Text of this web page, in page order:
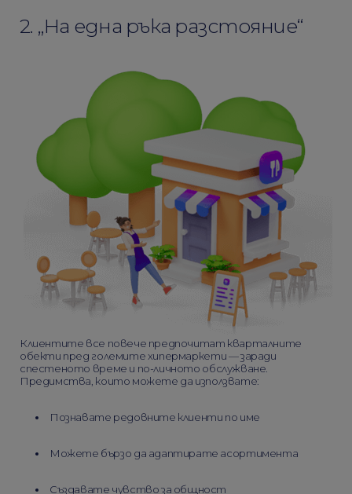
2. „На една ръка разстояние“
Клиентите все повече предпочитат кварталните
обекти пред големите хипермаркети — заради
спестеното време и по-личното обслужване.
Предимства, които можете да използвате:
Познавате редовните клиенти по име
Можете бързо да адаптирате асортимента
Създавате чувство за общност